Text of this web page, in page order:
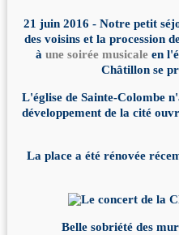
21 juin 2016 - Notre petit
des voisins et la procession
à une soirée musicale en
Châtillon se
L'église de Sainte-Colombe
développement de la cité
La place a été rénovée
Belle sobriété des